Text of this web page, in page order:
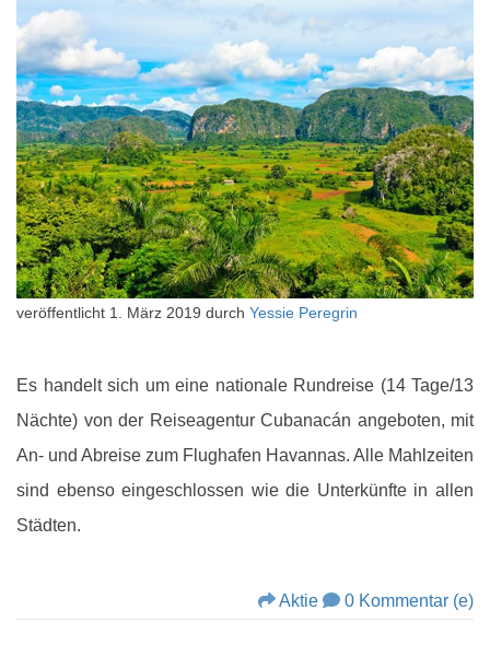
veröffentlicht 1. März 2019 durch Yessie Peregrin
Es handelt sich um eine nationale Rundreise (14 Tage/13
Nächte) von der Reiseagentur Cubanacán angeboten, mit
An- und Abreise zum Flughafen Havannas. Alle Mahlzeiten
sind ebenso eingeschlossen wie die Unterkünfte in allen
Städten.
Aktie 0 Kommentar (e)